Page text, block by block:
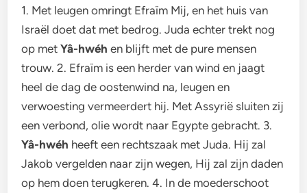
1. Met leugen omringt Efraïm Mij, en het huis van
Israël doet dat met bedrog. Juda echter trekt nog
op metYâ-hwéh en blijft met de pure mensen
trouw. 2. Efraïm is een herder van wind en jaagt
heel de dag de oostenwind na, leugen en
verwoesting vermeerdert hij. Met Assyrië sluiten zij
een verbond, olie wordt naar Egypte gebracht. 3.
Yâ-hwéh heeft een rechtszaak met Juda. Hij zal
Jakob vergelden naar zijn wegen, Hij zal zijn daden
op hem doen terugkeren. 4. In de moederschoot